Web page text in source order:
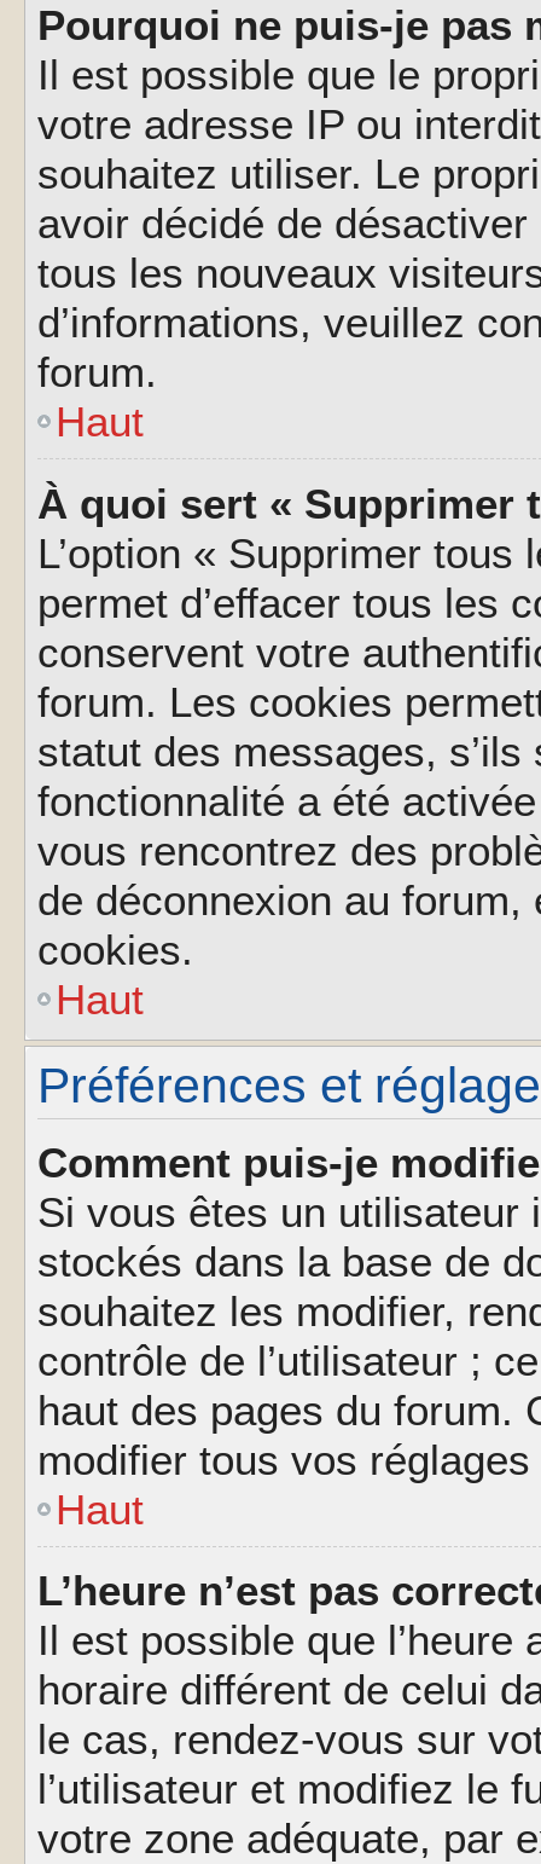
Pourquoi ne puis-je pas
Il est possible que le
votre adresse IP ou
souhaitez utiliser. Le
avoir décidé de
tous les nouveaux
d’informations, veuillez
forum.
Haut
À quoi sert « Supprimer
L’option « Supprimer
permet d’effacer tous les
conservent votre
forum. Les cookies
statut des messages,
fonctionnalité a été
vous rencontrez des
de déconnexion au
cookies.
Haut
Préférences et
Comment puis-je
Si vous êtes un
stockés dans la base de
souhaitez les modifier,
contrôle de l’utilisateur ;
haut des pages du forum.
modifier tous vos
Haut
L’heure n’est pas
Il est possible que
horaire différent de celui
le cas, rendez-vous sur
l’utilisateur et modifiez le
votre zone adéquate, par